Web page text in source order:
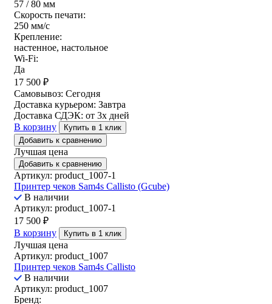
57 / 80 мм
Скорость печати:
250 мм/c
Крепление:
настенное, настольное
Wi-Fi:
Да
17 500 ₽
Самовывоз: Сегодня
Доставка курьером: Завтра
Доставка СДЭК: от 3х дней
В корзину
Купить в 1 клик
Добавить к сравнению
Лучшая цена
Добавить к сравнению
Артикул: product_1007-1
Принтер чеков Sam4s Callisto (Gcube)
В наличии
Артикул: product_1007-1
17 500 ₽
В корзину
Купить в 1 клик
Лучшая цена
Артикул: product_1007
Принтер чеков Sam4s Callisto
В наличии
Артикул: product_1007
Бренд: